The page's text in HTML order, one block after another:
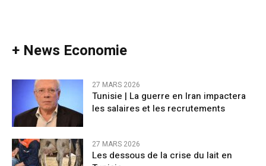
+ News Economie
27 MARS 2026
Tunisie | La guerre en Iran impactera
les salaires et les recrutements
27 MARS 2026
Les dessous de la crise du lait en